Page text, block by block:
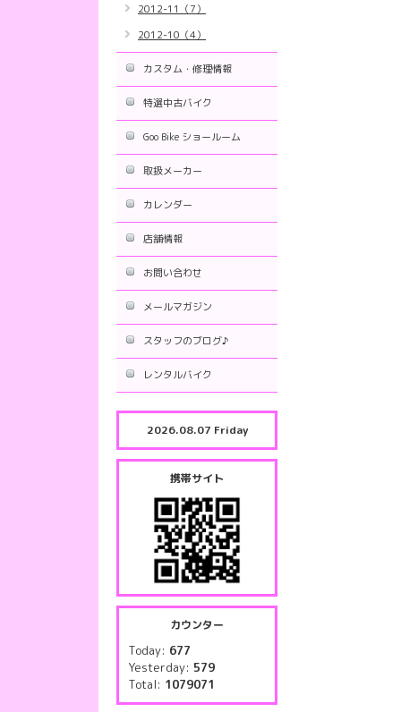
2012-11（7）
2012-10（4）
カスタム・修理情報
特選中古バイク
Goo Bike ショールーム
取扱メーカー
カレンダー
店舗情報
お問い合わせ
メールマガジン
スタッフのブログ♪
レンタルバイク
2026.08.07 Friday
携帯サイト
カウンター
Today: 677
Yesterday: 579
Total: 1079071